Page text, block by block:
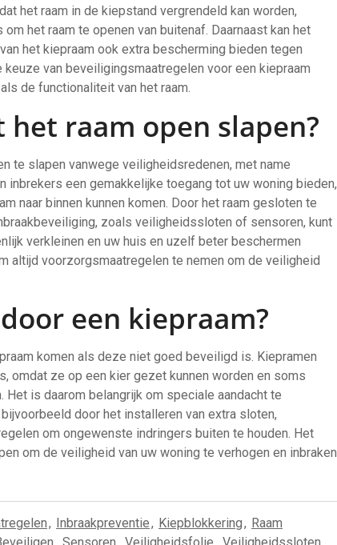
het raam in de kiepstand vergrendeld kan worden,
het raam te openen van buitenaf. Daarnaast kan het
het kiepraam ook extra bescherming bieden tegen
van beveiligingsmaatregelen voor een kiepraam
de functionaliteit van het raam.
raam open slapen?
te slapen vanwege veiligheidsredenen, met name
inbrekers een gemakkelijke toegang tot uw woning bieden,
naar binnen kunnen komen. Door het raam gesloten te
zoals veiligheidssloten of sensoren, kunt
verkleinen en uw huis en uzelf beter beschermen
altijd voorzorgsmaatregelen te nemen om de veiligheid
een kiepraam?
komen als deze niet goed beveiligd is. Kiepramen
omdat ze op een kier gezet kunnen worden en soms
is daarom belangrijk om speciale aandacht te
door het installeren van extra sloten,
om ongewenste indringers buiten te houden. Het
om de veiligheid van uw woning te verhogen en inbraken
, Inbraakpreventie, Kiepblokkering, Raam